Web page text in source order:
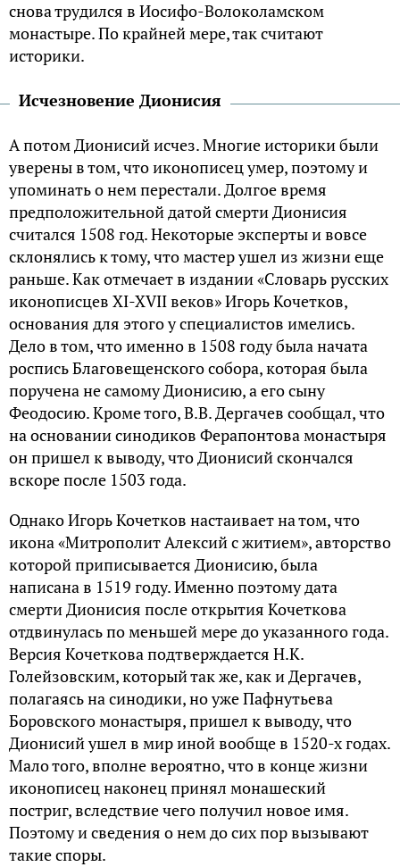
снова трудился в Иосифо-Волоколамском
монастыре. По крайней мере, так считают
историки.
Исчезновение Дионисия
А потом Дионисий исчез. Многие историки были
уверены в том, что иконописец умер, поэтому и
упоминать о нем перестали. Долгое время
предположительной датой смерти Дионисия
считался 1508 год. Некоторые эксперты и вовсе
склонялись к тому, что мастер ушел из жизни еще
раньше. Как отмечает в издании «Словарь русских
иконописцев XI-XVII веков» Игорь Кочетков,
основания для этого у специалистов имелись.
Дело в том, что именно в 1508 году была начата
роспись Благовещенского собора, которая была
поручена не самому Дионисию, а его сыну
Феодосию. Кроме того, В.В. Дергачев сообщал, что
на основании синодиков Ферапонтова монастыря
он пришел к выводу, что Дионисий скончался
вскоре после 1503 года.
Однако Игорь Кочетков настаивает на том, что
икона «Митрополит Алексий с житием», авторство
которой приписывается Дионисию, была
написана в 1519 году. Именно поэтому дата
смерти Дионисия после открытия Кочеткова
отдвинулась по меньшей мере до указанного года.
Версия Кочеткова подтверждается Н.К.
Голейзовским, который так же, как и Дергачев,
полагаясь на синодики, но уже Пафнутьева
Боровского монастыря, пришел к выводу, что
Дионисий ушел в мир иной вообще в 1520-х годах.
Мало того, вполне вероятно, что в конце жизни
иконописец наконец принял монашеский
постриг, вследствие чего получил новое имя.
Поэтому и сведения о нем до сих пор вызывают
такие споры.